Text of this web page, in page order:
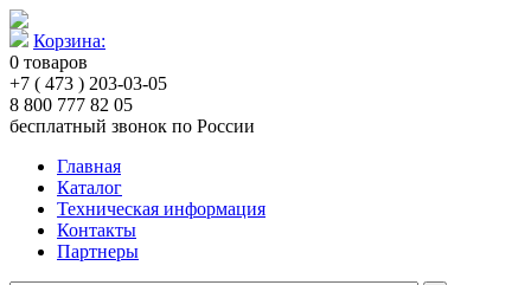
Корзина:
0 товаров
+7 ( 473 ) 203-03-05
8 800 777 82 05
бесплатный звонок по России
Главная
Каталог
Техническая информация
Контакты
Партнеры